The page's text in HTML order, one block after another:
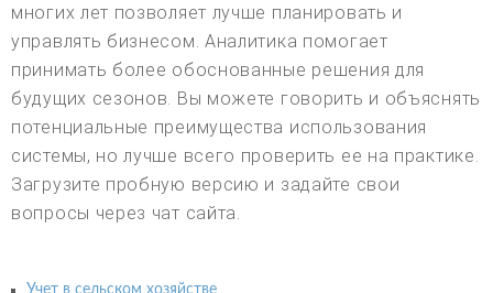
многих лет позволяет лучше планировать и
управлять бизнесом. Аналитика помогает
принимать более обоснованные решения для
будущих сезонов. Вы можете говорить и объяснять
потенциальные преимущества использования
системы, но лучше всего проверить ее на практике.
Загрузите пробную версию и задайте свои
вопросы через чат сайта.
Учет в сельском хозяйстве